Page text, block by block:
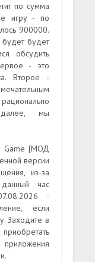
по сумма
игру - по
900000.
будет будет
обсудить
- это
Второе -
далее, мы
Game [МОД
версии
из-за
час
-
если
Заходите в